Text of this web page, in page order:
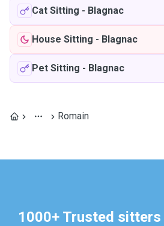
Cat Sitting - Blagnac
House Sitting - Blagnac
Pet Sitting - Blagnac
Romain
1000+ Trusted sitters